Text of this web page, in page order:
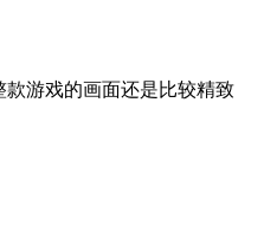
款游戏的画面还是比较精致